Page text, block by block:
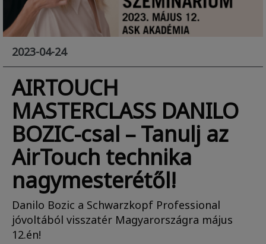
2023-04-24
AIRTOUCH
MASTERCLASS DANILO
BOZIC-csal – Tanulj az
AirTouch technika
nagymesterétől!
Danilo Bozic a Schwarzkopf Professional
jóvoltából visszatér Magyarországra május
12.én!